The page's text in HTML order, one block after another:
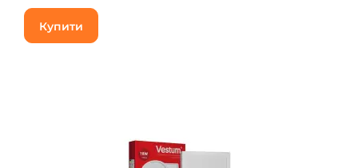
Купити